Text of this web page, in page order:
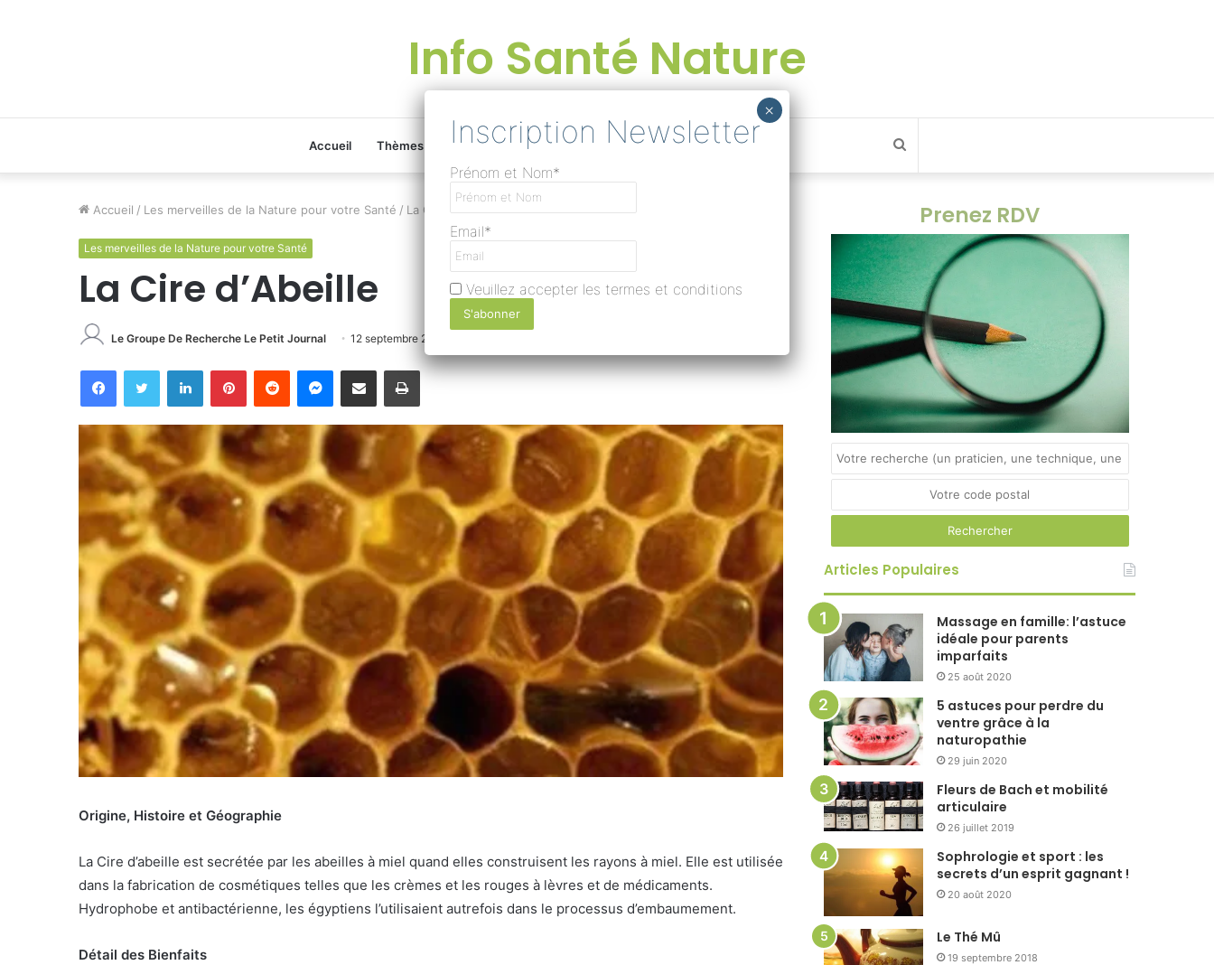
Info Santé Nature
Accueil Thèmes Devenir rédacteur Rechercher
Une
Lire
article
au
hasard.
Instagram
Linkedin
Facebook
Accueil / Les merveilles de la Nature pour votre Santé / La Cire d’Abeille
Les merveilles de la Nature pour votre Santé
La Cire d’Abeille
Le Groupe De Recherche Le Petit Journal 12 septembre 2018
FacebookTwitter LinkedinPinterestReddit Messenger
Partager par email Imprimer
Origine, Histoire et Géographie
La Cire d’abeille est secrétée par les abeilles à miel quand elles construisent les rayons à miel. Elle est utilisée
dans la fabrication de cosmétiques telles que les crèmes et les rouges à lèvres et de médicaments.
Hydrophobe et antibactérienne, les égyptiens l’utilisaient autrefois dans le processus d’embaumement.
Détail des Bienfaits
Prenez RDV
Articles Populaires
Massage en famille: l’astuce
idéale pour parents
imparfaits
25 août 2020
5 astuces pour perdre du
ventre grâce à la
naturopathie
29 juin 2020
Fleurs de Bach et mobilité
articulaire
26 juillet 2019
Sophrologie et sport : les
secrets d’un esprit gagnant !
20 août 2020
Le Thé Mû
19 septembre 2018
Prénom et Nom*
Email*
Veuillez accepter les termes et conditions